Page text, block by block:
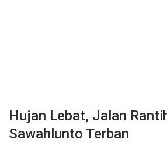
Hujan Lebat, Jalan
Sawahlunto Terban